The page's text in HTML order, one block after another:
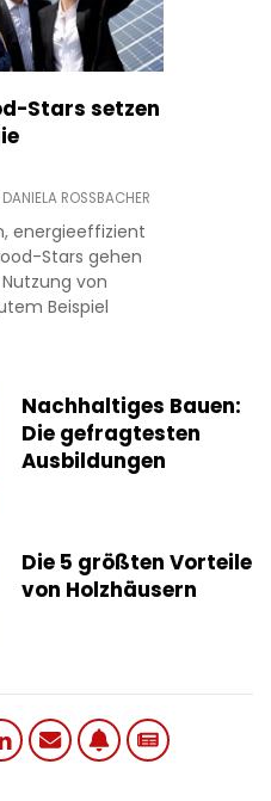
Stars setzen
DANIELA ROSSBACHER
energieeffizient
Stars gehen
von
Beispiel
Nachhaltiges Bauen:
Die gefragtesten
Ausbildungen
Die 5 größten Vorteile
von Holzhäusern